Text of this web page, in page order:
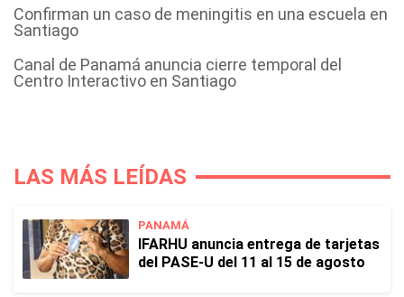
Confirman un caso de meningitis en una escuela en
Santiago
Canal de Panamá anuncia cierre temporal del
Centro Interactivo en Santiago
LAS MÁS LEÍDAS
PANAMÁ
IFARHU anuncia entrega de tarjetas
del PASE-U del 11 al 15 de agosto